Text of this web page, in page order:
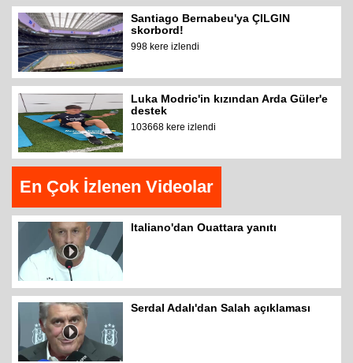
Santiago Bernabeu'ya ÇILGIN
skorbord!
998 kere izlendi
Luka Modric'in kızından Arda Güler'e
destek
103668 kere izlendi
En Çok İzlenen Videolar
Italiano'dan Ouattara yanıtı
Serdal Adalı'dan Salah açıklaması